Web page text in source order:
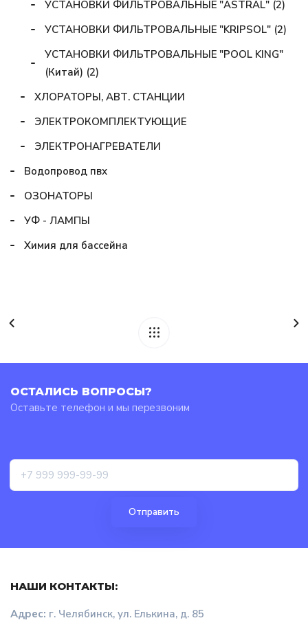
УСТАНОВКИ ФИЛЬТРОВАЛЬНЫЕ "ASTRAL" (2)
УСТАНОВКИ ФИЛЬТРОВАЛЬНЫЕ "KRIPSOL" (2)
УСТАНОВКИ ФИЛЬТРОВАЛЬНЫЕ "POOL KING"
(Китай) (2)
ХЛОРАТОРЫ, АВТ. СТАНЦИИ
ЭЛЕКТРОКОМПЛЕКТУЮЩИЕ
ЭЛЕКТРОНАГРЕВАТЕЛИ
Водопровод пвх
ОЗОНАТОРЫ
УФ - ЛАМПЫ
Химия для бассейна
ОСТАЛИСЬ ВОПРОСЫ?
Оставьте телефон и мы перезвоним
НАШИ КОНТАКТЫ:
Адрес: г. Челябинск, ул. Елькина, д. 85